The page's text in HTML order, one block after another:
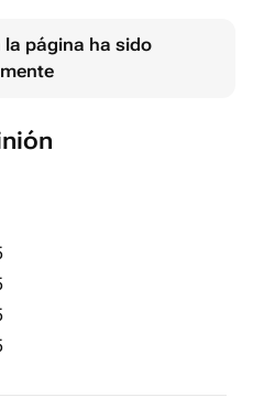
от 10шт
la página ha sido